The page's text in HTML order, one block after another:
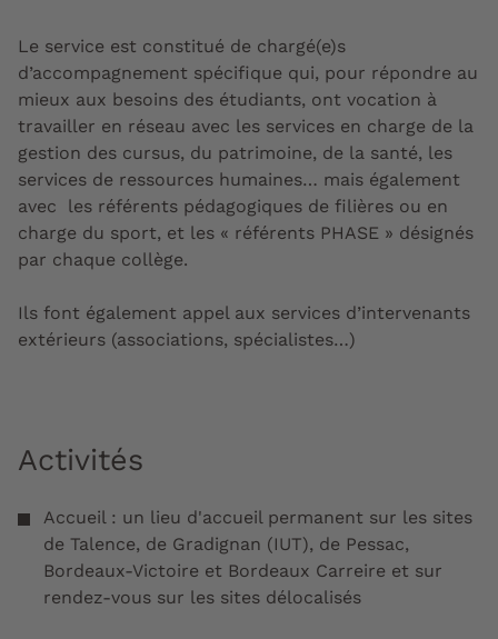
Le service est constitué de chargé(e)s
d’accompagnement spécifique qui, pour répondre au
mieux aux besoins des étudiants, ont vocation à
travailler en réseau avec les services en charge de la
gestion des cursus, du patrimoine, de la santé, les
services de ressources humaines… mais également
avec les référents pédagogiques de filières ou en
charge du sport, et les « référents PHASE » désignés
par chaque collège.
Ils font également appel aux services d’intervenants
extérieurs (associations, spécialistes…)
Activités
Accueil : un lieu d'accueil permanent sur les sites
de Talence, de Gradignan (IUT), de Pessac,
Bordeaux-Victoire et Bordeaux Carreire et sur
rendez-vous sur les sites délocalisés